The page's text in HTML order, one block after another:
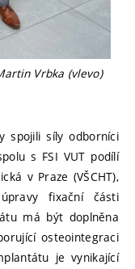
Vrbka (vlevo)
spojili síly odborníci
s FSI VUT podílí
v Praze (VŠCHT),
fixační části
má být doplněna
osteointegraci
je vynikající